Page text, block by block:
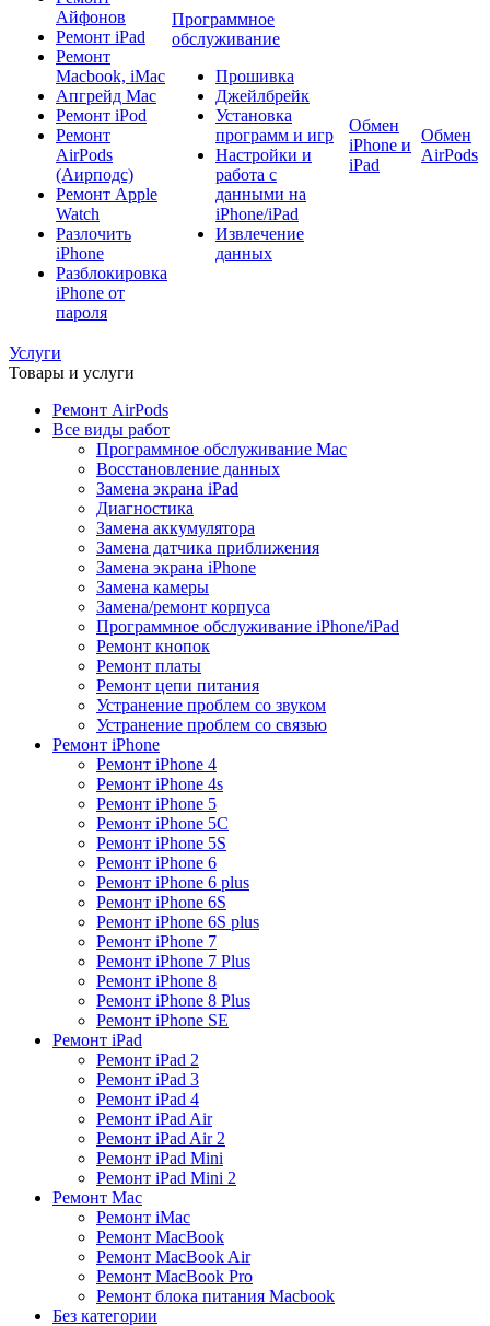
Айфонов
Ремонт iPad
Ремонт
Macbook, iMac
Апгрейд Mac
Ремонт iPod
Ремонт
AirPods
(Аирподс)
Ремонт Apple
Watch
Разлочить
iPhone
Разблокировка
iPhone от
пароля
Программное
обслуживание
Прошивка
Джейлбрейк
Установка
программ и игр
Настройки и
работа с
данными на
iPhone/iPad
Извлечение
данных
Обмен
iPhone и
iPad
Обмен
AirPods
Услуги
Товары и услуги
Ремонт AirPods
Все виды работ
Программное обслуживание Mac
Восстановление данных
Замена экрана iPad
Диагностика
Замена аккумулятора
Замена датчика приближения
Замена экрана iPhone
Замена камеры
Замена/ремонт корпуса
Программное обслуживание iPhone/iPad
Ремонт кнопок
Ремонт платы
Ремонт цепи питания
Устранение проблем со звуком
Устранение проблем со связью
Ремонт iPhone
Ремонт iPhone 4
Ремонт iPhone 4s
Ремонт iPhone 5
Ремонт iPhone 5C
Ремонт iPhone 5S
Ремонт iPhone 6
Ремонт iPhone 6 plus
Ремонт iPhone 6S
Ремонт iPhone 6S plus
Ремонт iPhone 7
Ремонт iPhone 7 Plus
Ремонт iPhone 8
Ремонт iPhone 8 Plus
Ремонт iPhone SE
Ремонт iPad
Ремонт iPad 2
Ремонт iPad 3
Ремонт iPad 4
Ремонт iPad Air
Ремонт iPad Air 2
Ремонт iPad Mini
Ремонт iPad Mini 2
Ремонт Mac
Ремонт iMac
Ремонт MacBook
Ремонт MacBook Air
Ремонт MacBook Pro
Ремонт блока питания Macbook
Без категории